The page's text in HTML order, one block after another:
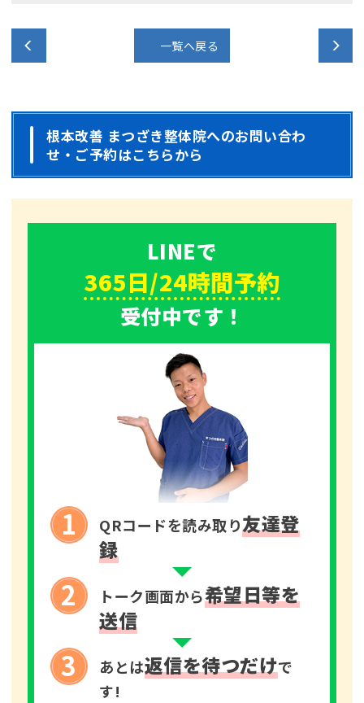
一覧へ戻る
根本改善 まつざき整体院へのお問い合わ
せ・ご予約はこちらから
LINEで
365日/24時間予約
受付中です！
1 QRコードを読み取り友達登
録
2 トーク画面から希望日等を
送信
3 あとは返信を待つだけで
す!